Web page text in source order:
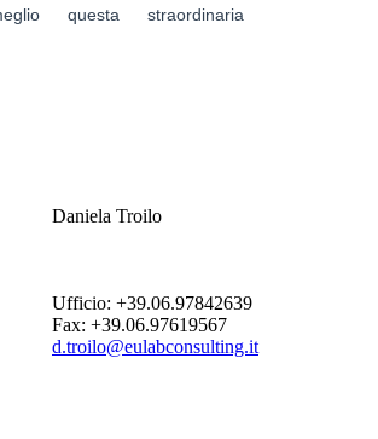
questa straordinaria
Daniela Troilo
Ufficio: +39.06.97842639
Fax: +39.06.97619567
d.troilo@eulabconsulting.it